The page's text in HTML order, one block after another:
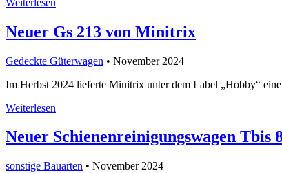
Neuer Gs 213 von Minitrix
Gedeckte Güterwagen • November 2024
Im Herbst 2024 lieferte Minitrix unter dem Label „Hobby“
Weiterlesen
Neuer Schienenreinigungswagen Tbis
sonstige Bauarten • November 2024